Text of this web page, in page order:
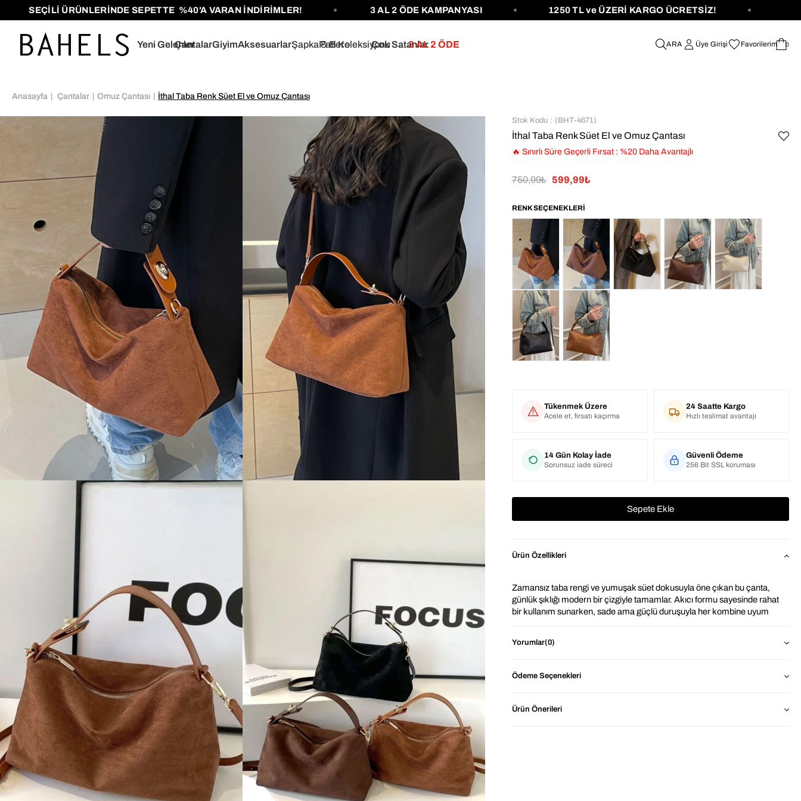
ÜRÜNLERİNDE SEPETTE %40'A VARAN İNDİRİMLER! 3 AL 2 ÖDE KAMPANYASI 1250 TL ve ÜZERİ KARGO ÜCRETSİZ!
Yeni Gelenler
ÇantalarGiyimAksesuarlarŞapka & BerePati KoleksiyonuÇok Satanlar3 AL 2 ÖDE Üye Girişi Favorilerim 0
Anasayfa Çantalar Omuz Çantası İthal Taba Renk Süet El ve Omuz Çantası
Stok Kodu (BHT-4671)
İthal Taba Renk Süet El ve Omuz Çantası
🔥 Sınırlı Süre Geçerli Fırsat : %20 Daha Avantajlı
750,99₺ 599,99₺
Tükenmek Üzere
Acele et, fırsatı kaçırma
24 Saatte Kargo
Hızlı teslimat avantajı
14 Gün Kolay İade
Sorunsuz iade süreci
Güvenli Ödeme
256 Bit SSL koruması
Ürün Özellikleri
Zamansız taba rengi ve yumuşak süet dokusuyla öne çıkan bu çanta,
günlük şıklığı modern bir çizgiyle tamamlar. Akıcı formu sayesinde rahat
bir kullanım sunarken, sade ama güçlü duruşuyla her kombine uyum
bir tasarıma sahiptir.
⭐ Neden
Dayanıklı Kumaş: Yumuşak süet dokulu dış yüzeyi
Yorumlar(0)
Ödeme Seçenekleri
Ürün Önerileri